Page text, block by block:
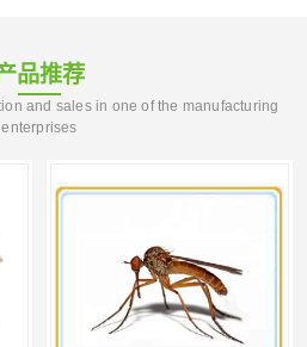
品推荐
and sales in one of the manufacturing
enterprises